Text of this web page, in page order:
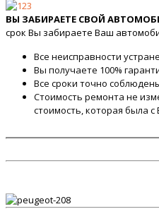
ВЫ ЗАБИРАЕТЕ СВОЙ
срок Вы забираете Ваш
Все неисправности
Вы получаете 100%
Все сроки точно
Стоимость ремонта не
стоимость, которая была